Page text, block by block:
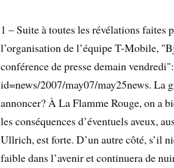
1 – Suite à toutes les révélations faites
l’organisation de l’équipe T-Mobile,
conférence de presse demain
id=news/2007/may07/may25news. La
annoncer? À La Flamme Rouge, on a
les conséquences d’éventuels aveux,
Ullrich, est forte. D’un autre côté, s’il
faible dans l’avenir et continuera de